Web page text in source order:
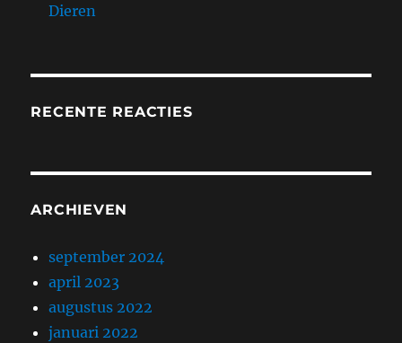
Dieren
RECENTE REACTIES
ARCHIEVEN
september 2024
april 2023
augustus 2022
januari 2022